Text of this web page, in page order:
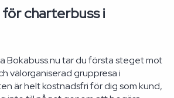
charterbuss i
Bokabuss.nu tar du första steget mot
välorganiserad gruppresa i
är helt kostnadsfri för dig som kund,